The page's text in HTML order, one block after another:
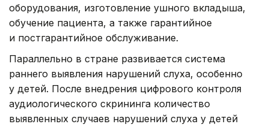
оборудования, изготовление ушного вкладыша,
обучение пациента, а также гарантийное
и постгарантийное обслуживание.
Параллельно в стране развивается система
раннего выявления нарушений слуха, особенно
у детей. После внедрения цифрового контроля
аудиологического скрининга количество
выявленных случаев нарушений слуха у детей